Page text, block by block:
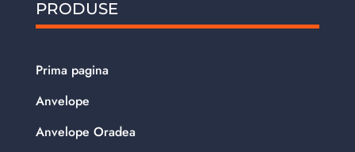
PRODUSE
Prima pagina
Anvelope
Anvelope Oradea